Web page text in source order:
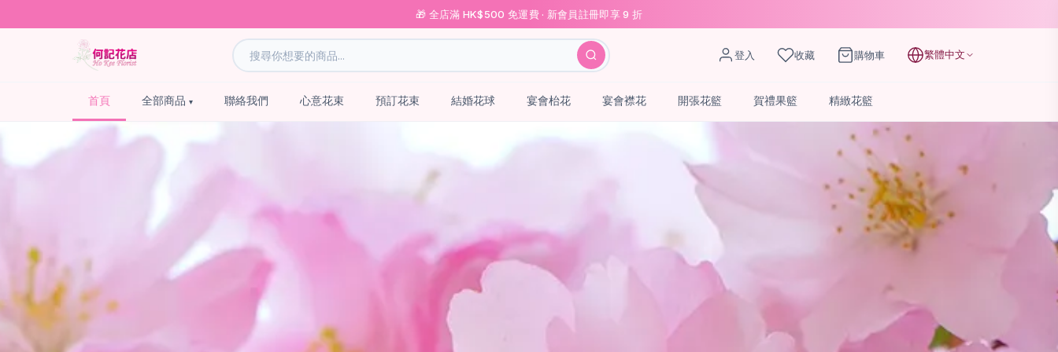
🎁 全店滿 HK$500 免運費 · 新會員註冊即享 9 折
登入 收藏 購物車 繁體中文
首頁 全部商品 聯絡我們 心意花束 預訂花束 結婚花球 宴會枱花 宴會襟花 開張花籃 賀禮果籃 精緻花籃